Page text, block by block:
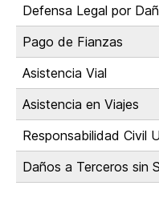
Defensa Legal por
Pago de Fianzas
Asistencia Vial
Asistencia en Viajes
Responsabilidad Civil
Daños a Terceros sin